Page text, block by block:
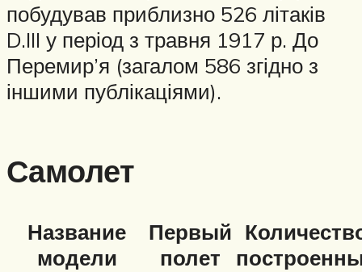
побудував приблизно 526 літаків
D.III у період з травня 1917 р. До
Перемир’я (загалом 586 згідно з
іншими публікаціями).
Самолет
Название
модели
Первый
полет